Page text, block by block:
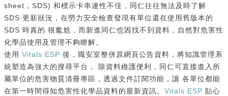
sheet，SDS) 和標示卡串連性不佳，同仁往往無法及時了解
SDS 更新狀況，在勞力安全檢查發現有單位還在使用舊版本的
SDS 時真的 很尷尬，而新進同仁也因找不到資料，自然對危害性
化學品使用及管理不夠瞭解。
使用 Vitals ESP 後，職安室整併原網頁公告資料，將知識管理系
統塑造為強大的搜尋平台， 除資料維護便利，同仁可直接進入所
屬單位的危害物質清冊專區，透過文件訂閱功能，讓 各單位都能
在第一時間得知危害性化學品資料的最新資訊。 Vitals ESP 貼心